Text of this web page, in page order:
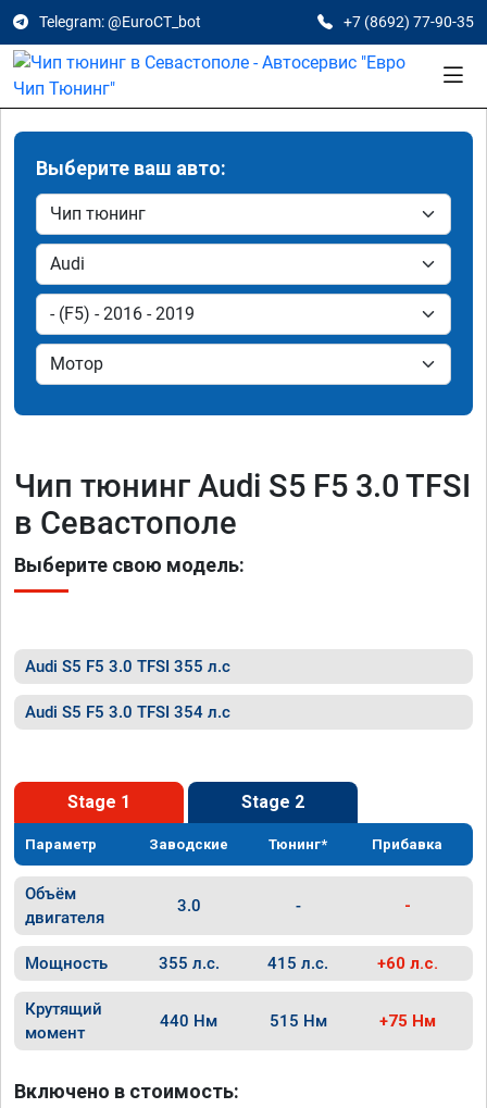
Telegram: @EuroCT_bot +7 (8692) 77-90-35
Выберите ваш авто:
Чип тюнинг Audi S5 F5 3.0 TFSI
в Севастополе
Выберите свою модель:
Audi S5 F5 3.0 TFSI 355 л.с
Audi S5 F5 3.0 TFSI 354 л.с
Stage 1 Stage 2
Параметр Заводские Тюнинг* Прибавка
Объём
двигателя
3.0 - -
Мощность 355 л.с. 415 л.с. +60 л.с.
Крутящий
момент
440 Нм 515 Нм +75 Нм
Включено в стоимость: